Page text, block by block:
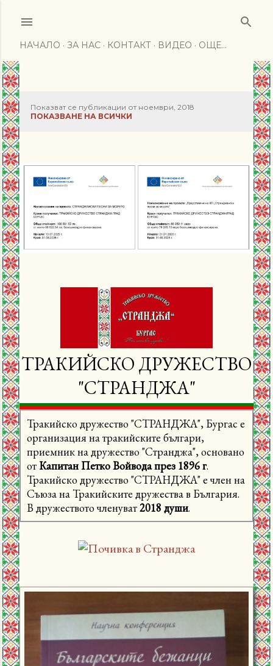
НАЧАЛО ЗА НАС КОНТАКТ ВИДЕО ОЩЕ…
П
б
Показват се публикации от ноември, 2018
ПОКАЗВАНЕ НА ВСИЧКИ
ТРАКИЙСКО ДРУЖЕСТВО
"СТРАНДЖА"
Тракийско дружество "СТРАНДЖА", Бургас е
организация на тракийските българи,
приемник на дружество "Странджа", основано
от Капитан Петко Войвода през 1896 г.
Тракийско дружество "СТРАНДЖА" е член на
Съюза на Тракийските дружества в България.
В дружеството членуват2018 души.